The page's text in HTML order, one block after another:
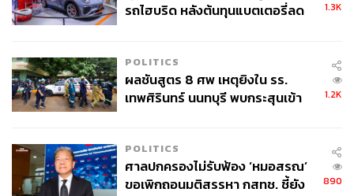
รถไฮบริด หลังต้นทุนแบตเตอรี่ลด
1.3K
POLITICS
ผลชันสูตร 8 ศพ เหตุยิงใน รร.
เทพศิรินทร์ นนทบุรี พบกระสุนเข้า
1.2K
POLITICS
ศาลปกครองไม่รับฟ้อง ‘หมอสรณ’
ขอเพิกถอนมติสรรหา กสทช. ชี้ยัง
890